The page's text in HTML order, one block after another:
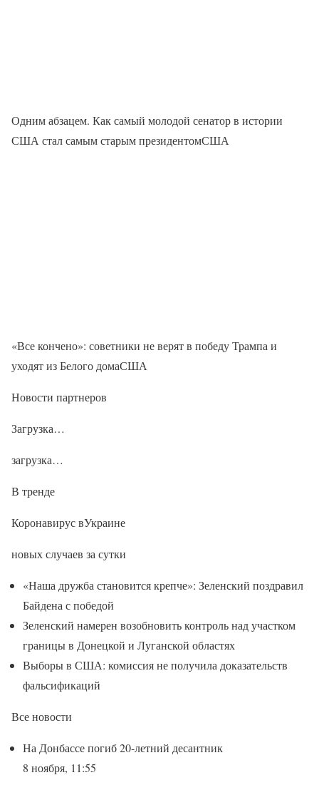
Одним абзацем. Как самый молодой сенатор в истории
США стал самым старым президентомСША
«Все кончено»: советники не верят в победу Трампа и
уходят из Белого домаСША
Новости партнеров
Загрузка…
загрузка…
В тренде
Коронавирус вУкраине
новых случаев за сутки
«Наша дружба становится крепче»: Зеленский поздравил
Байдена с победой
Зеленский намерен возобновить контроль над участком
границы в Донецкой и Луганской областях
Выборы в США: комиссия не получила доказательств
фальсификаций
Все новости
На Донбассе погиб 20-летний десантник
8 ноября, 11:55